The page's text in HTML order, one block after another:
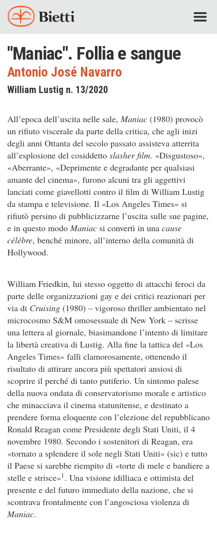
"Maniac". Follia e sangue
Antonio José Navarro
William Lustig n. 13/2020
All’epoca dell’uscita nelle sale, Maniac (1980) provocò
un rifiuto viscerale da parte della critica, che agli inizi
degli anni Ottanta del secolo passato assisteva atterrita
all’esplosione del cosiddetto slasher film. «Disgustoso»,
«Aberrante», «Deprimente e degradante per qualsiasi
amante del cinema», furono alcuni tra gli aggettivi
lanciati come giavellotti contro il film di William Lustig
da stampa e televisione. Il «Los Angeles Times» si
rifiutò persino di pubblicizzarne l’uscita sulle sue pagine,
e in questo modo Maniac si convertì in una cause
célèbre, benché minore, all’interno della comunità di
Hollywood.
William Friedkin, lui stesso oggetto di attacchi feroci da
parte delle organizzazioni gay e dei critici reazionari per
via di Cruising (1980) – vigoroso thriller ambientato nel
microcosmo S&M omosessuale di New York – scrisse
una lettera al giornale, biasimandone l’intento di limitare
la libertà creativa di Lustig. Alla fine la tattica del «Los
Angeles Times» fallì clamorosamente, ottenendo il
risultato di attirare ancora più spettatori ansiosi di
scoprire il perché di tanto putiferio. Un sintomo palese
della nuova ondata di conservatorismo morale e artistico
che minacciava il cinema statunitense, e destinato a
prendere forma eloquente con l’elezione del repubblicano
Ronald Reagan come Presidente degli Stati Uniti, il 4
novembre 1980. Secondo i sostenitori di Reagan, era
«tornato a splendere il sole negli Stati Uniti» (sic) e tutto
il Paese si sarebbe riempito di «torte di mele e bandiere a
stelle e strisce»1. Una visione idilliaca e ottimista del
presente e del futuro immediato della nazione, che si
scontrava frontalmente con l’angosciosa violenza di
Maniac.